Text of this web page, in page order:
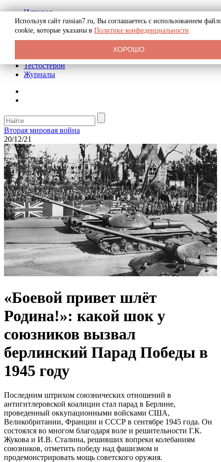
История
Биография
Криминал
Реклама на сайте
Тестостерон
Журналы
Вторая мировая война
20/12/21
«Боевой привет шлёт
Родина!»: какой шок у
союзников вызвал
берлинский Парад Победы в
1945 году
Последним штрихом союзнических отношений в
антигитлеровской коалиции стал парад в Берлине,
проведенный оккупационными войсками США,
Великобритании, Франции и СССР в сентябре 1945 года. Он
состоялся во многом благодаря воле и решительности Г.К.
Жукова и И.В. Сталина, решивших вопреки колебаниям
союзников, отметить победу над фашизмом и
продемонстрировать мощь советского оружия.
Используя сайт russian7.ru, Вы соглашаетесь с использованием
cookie, которые указаны в Политике конфиденциальности
ХОРОШО